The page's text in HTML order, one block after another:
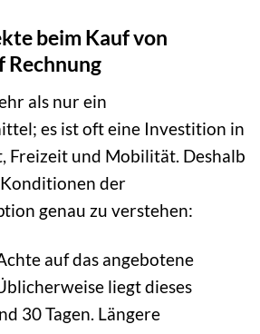
beim Kauf von
Rechnung
als nur ein
es ist oft eine Investition in
Freizeit und Mobilität. Deshalb
der
genau zu verstehen:
auf das angebotene
liegt dieses
30 Tagen. Längere